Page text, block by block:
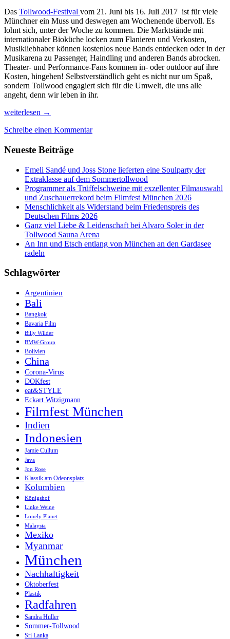
Das Tollwood-Festival vom 21. Juni bis 16. Juli 2017 ist für viele
Münchner ein Muss und deswegen am Wochenende übervoll. Es
lohnt sich, unter der Woche zu kommen. Die Marktstände mit
internationaler Bioküche locken zum Flanieren und Verkosten,
Musikliebhaber können kostenlos neue Bands entdecken oder in der
Musikarena zu Passenger, Haindling und anderen Bands abrocken.
Theater- und Performance-Fans kommen in- oder outdoor auf ihre
Kosten, hingehen! Selbstverständlich geht es nicht nur um Spaß,
sondern Tollwood engagiert sich für die Umwelt, die uns alle
angeht, denn wir leben in ihr.
Die
Sommer-
in
2017
weiterlesen →
Schreibe einen Kommentar
Neueste Beiträge
Emeli Sandé und Joss Stone lieferten eine Soulparty der
Extraklasse auf dem Sommertollwood
Programmer als Trüffelschweine mit exzellenter Filmauswahl
und Zuschauerrekord beim Filmfest München 2026
Menschlichkeit als Widerstand beim Friedenspreis des
Deutschen Films 2026
Ganz viel Liebe & Leidenschaft bei Alvaro Soler in der
Tollwood Sauna Arena
An Inn und Etsch entlang von München an den Gardasee
radeln
Schlagwörter
Argentinien
Bali
Bangkok
Bavaria Film
Billy Wilder
BMW-Group
Bolivien
China
Corona-Virus
DOKfest
eat&STYLE
Eckart Witzigmann
Filmfest München
Indien
Indonesien
Jamie Cullum
Java
Jon Rose
Klassik am Odeonsplatz
Kolumbien
Königshof
Linke Weine
Lonely Planet
Malaysia
Mexiko
Myanmar
München
Nachhaltigkeit
Oktoberfest
Plastik
Radfahren
Sandra Hüller
Sommer-Tollwood
Sri Lanka